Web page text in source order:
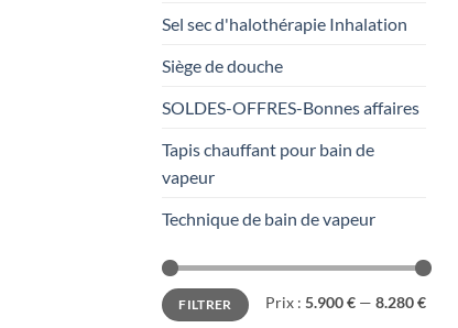
Sel sec d'halothérapie Inhalation
Siège de douche
SOLDES-OFFRES-Bonnes affaires
Tapis chauffant pour bain de
vapeur
Technique de bain de vapeur
Prix
min
Prix
maxFILTRER Prix : 5.900 € — 8.280 €